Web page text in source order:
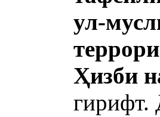
ул-
Ҳизби
гирифт.